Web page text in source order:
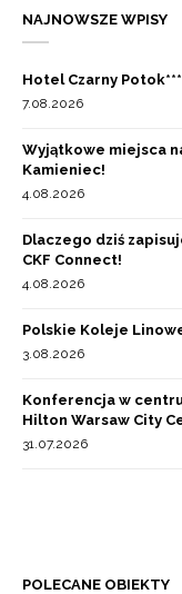
NAJNOWSZE WPISY
Hotel Czarny
7.08.2026
Wyjątkowe miejsca
Kamieniec!
4.08.2026
Dlaczego dziś
CKF Connect!
4.08.2026
Polskie Koleje
3.08.2026
Konferencja w
Hilton Warsaw City
31.07.2026
POLECANE OBIEKTY